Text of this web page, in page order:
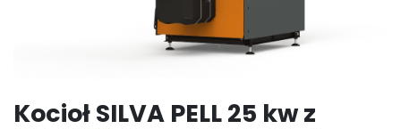
Kocioł SILVA PELL 25 kw z